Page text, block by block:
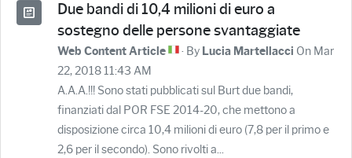
Due bandi di 10,4 milioni di euro a
sostegno delle persone svantaggiate
Web Content Article · By Lucia Martellacci On Mar
22, 2018 11:43 AM
A.A.A.!!! Sono stati pubblicati sul Burt due bandi,
finanziati dal POR FSE 2014-20, che mettono a
disposizione circa 10,4 milioni di euro (7,8 per il primo e
2,6 per il secondo). Sono rivolti a...